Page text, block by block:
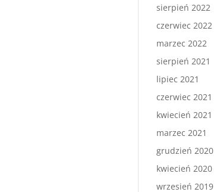
sierpień 2022
czerwiec 2022
marzec 2022
sierpień 2021
lipiec 2021
czerwiec 2021
kwiecień 2021
marzec 2021
grudzień 2020
kwiecień 2020
wrzesień 2019